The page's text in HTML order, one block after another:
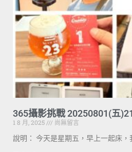
365攝影挑戰 20250801(五
1 8 月, 2025
尚無留言
說明： 今天是星期五，早上一起床